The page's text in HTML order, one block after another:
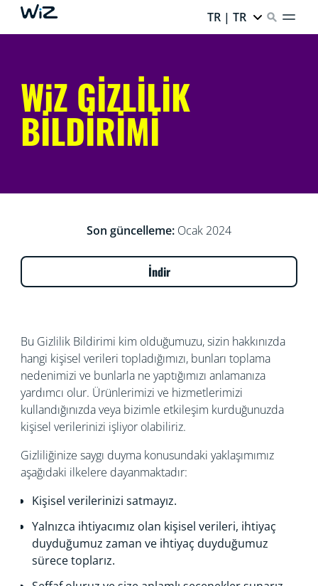
TR | TR
WiZ GİZLİLİK
BİLDİRİMİ
Son güncelleme: Ocak 2024
İndir
Bu Gizlilik Bildirimi kim olduğumuzu, sizin hakkınızda
hangi kişisel verileri topladığımızı, bunları toplama
nedenimizi ve bunlarla ne yaptığımızı anlamanıza
yardımcı olur. Ürünlerimizi ve hizmetlerimizi
kullandığınızda veya bizimle etkileşim kurduğunuzda
kişisel verilerinizi işliyor olabiliriz.
Gizliliğinize saygı duyma konusundaki yaklaşımımız
aşağıdaki ilkelere dayanmaktadır:
Kişisel verilerinizi satmayız.
Yalnızca ihtiyacımız olan kişisel verileri, ihtiyaç
duyduğumuz zaman ve ihtiyaç duyduğumuz
sürece toplarız.